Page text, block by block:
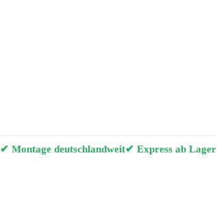
✔ Montage deutschlandweit✔ Express ab Lager